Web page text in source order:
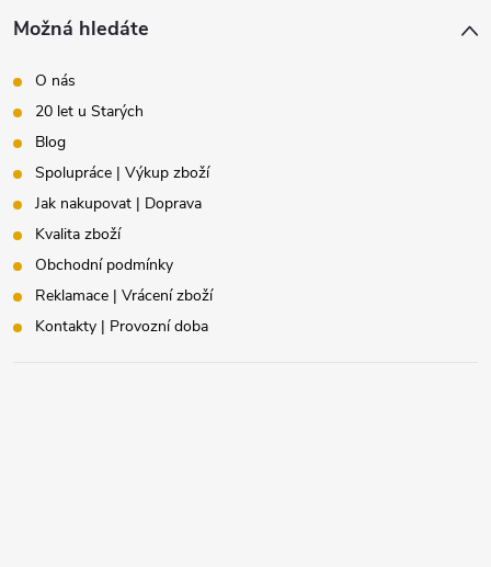
Možná hledáte
O nás
20 let u Starých
Blog
Spolupráce | Výkup zboží
Jak nakupovat | Doprava
Kvalita zboží
Obchodní podmínky
Reklamace | Vrácení zboží
Kontakty | Provozní doba